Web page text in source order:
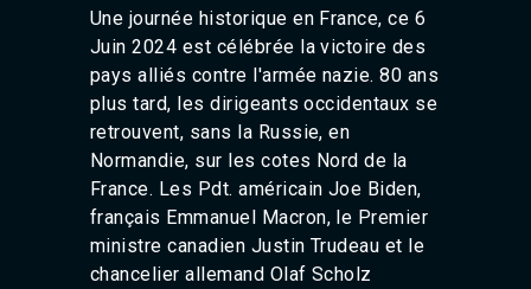
Une journée historique en France, ce 6
Juin 2024 est célébrée la victoire des
pays alliés contre l'armée nazie. 80 ans
plus tard, les dirigeants occidentaux se
retrouvent, sans la Russie, en
Normandie, sur les cotes Nord de la
France. Les Pdt. américain Joe Biden,
français Emmanuel Macron, le Premier
ministre canadien Justin Trudeau et le
chancelier allemand Olaf Scholz